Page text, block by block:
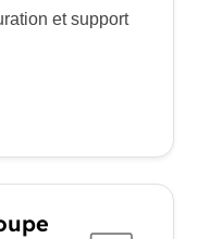
et support